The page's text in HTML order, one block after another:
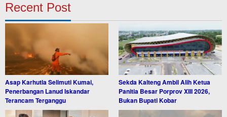
Recent Post
Asap Karhutla Selimuti Kumai,
Penerbangan Lanud Iskandar
Terancam Terganggu
Sekda Kalteng Ambil Alih Ketua
Panitia Besar Porprov XIII 2026,
Bukan Bupati Kobar